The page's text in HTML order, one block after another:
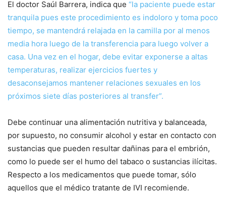
El doctor Saúl Barrera, indica que “la paciente puede estar
tranquila pues este procedimiento es indoloro y toma poco
tiempo, se mantendrá relajada en la camilla por al menos
media hora luego de la transferencia para luego volver a
casa. Una vez en el hogar, debe evitar exponerse a altas
temperaturas, realizar ejercicios fuertes y
desaconsejamos mantener relaciones sexuales en los
próximos siete días posteriores al transfer”.
Debe continuar una alimentación nutritiva y balanceada,
por supuesto, no consumir alcohol y estar en contacto con
sustancias que pueden resultar dañinas para el embrión,
como lo puede ser el humo del tabaco o sustancias ilícitas.
Respecto a los medicamentos que puede tomar, sólo
aquellos que el médico tratante de IVI recomiende.